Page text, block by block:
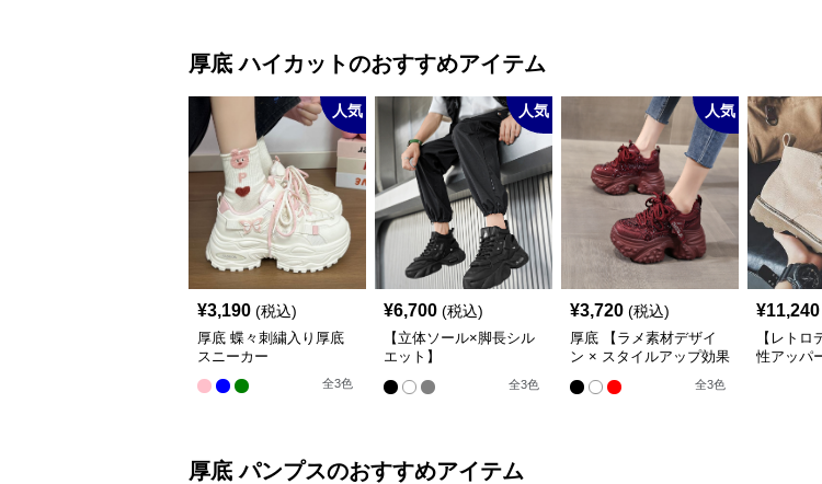
厚底 ハイカットのおすすめアイテム
人気
¥3,190 (税込)
厚底 蝶々刺繍入り厚底
スニーカー
全3色
人気
¥6,700 (税込)
【立体ソール×脚長シル
エット】
12cm/10cm/8cm/6cm厚
底 ボリュームソール立
全3色
人気
¥3,720 (税込)
厚底 【ラメ素材デザイ
ン × スタイルアップ効果
× カジュアル系】厚底デ
ザインスニーカー
全3色
¥11,240
【レト
性アッパ
MIX】
ズハイカ
厚底 パンプスのおすすめアイテム